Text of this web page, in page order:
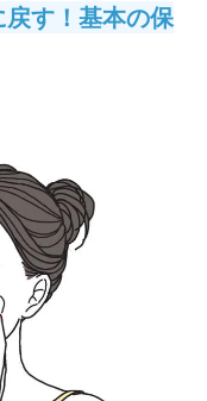
す！基本の保